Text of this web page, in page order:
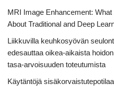
MRI Image Enhancement:
About Traditional and Deep
Liikkuvilla keuhkosyövän
edesauttaa oikea-aikaista
tasa-arvoisuuden toteutumista
Käytäntöjä